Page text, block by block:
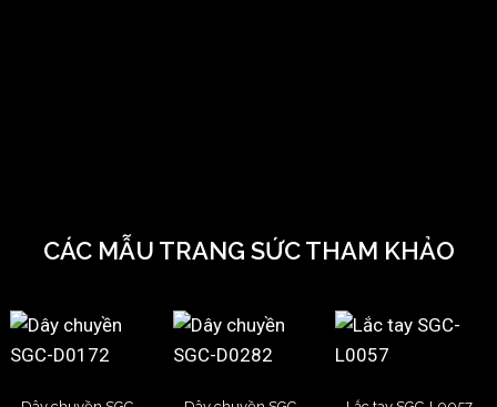
CÁC MẪU TRANG SỨC THAM KHẢO